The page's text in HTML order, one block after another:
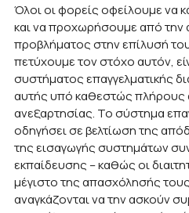
Όλοι οι φορείς οφείλουμε να
και να προχωρήσουμε από την
προβλήματος στην επίλυσή
πετύχουμε τον στόχο αυτόν,
συστήματος επαγγελματικής
αυτής υπό καθεστώς πλήρους
ανεξαρτησίας. Το σύστημα
οδηγήσει σε βελτίωση της
της εισαγωγής συστημάτων
εκπαίδευσης – καθώς οι
μέγιστο της απασχόλησής
αναγκάζονται να την ασκούν